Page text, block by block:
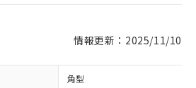
情報更新：2025/11/10
角型